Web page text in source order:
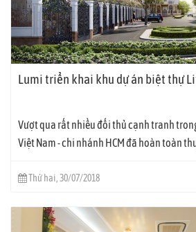
Lumi triển khai khu dự án biệt thự
Vượt qua rất nhiều đối thủ cạnh tranh
Việt Nam - chi nhánh HCM đã hoàn toàn
Thứ hai, 30/07/2018